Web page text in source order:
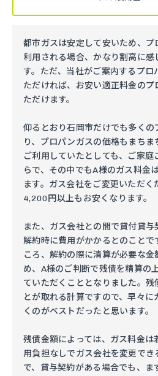
都市ガスは安定して安いため、
利用される場合、かなり割高に感
す。ただ、当社がご案内するプロ
ただければ、お安い適正料金の
ただけます。
仰るとおり石岡市だけでも多く
り、プロパンガスの価格もまち
ご利用していたとしても、ご家
らで、その中でもA様のガス料金
ます。ガス会社をご変更いただ
4,200円以上もお安くなります。
また、ガス会社との間で貸付貸
解約時に費用がかかるとのことで
ころ、解約の際に清算が必要な
め、A様のご判断で残債を精算の
ていただくこととなりました。残
とが取れる計算ですので、早々
くのがベストだったと思います。
残債金額によっては、ガス料金は
用負担なしでガス会社を変更で
で、貸与契約がある場合でも、ま